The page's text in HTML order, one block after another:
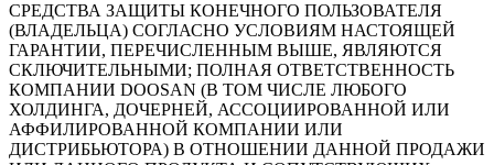
СРЕДСТВА ЗАЩИТЫ КОНЕЧНОГО ПОЛЬЗОВАТЕЛЯ
(ВЛАДЕЛЬЦА) СОГЛАСНО УСЛОВИЯМ НАСТОЯЩЕЙ
ГАРАНТИИ, ПЕРЕЧИСЛЕННЫМ ВЫШЕ, ЯВЛЯЮТСЯ
СКЛЮЧИТЕЛЬНЫМИ; ПОЛНАЯ ОТВЕТСТВЕННОСТЬ
КОМПАНИИ DOOSAN (В ТОМ ЧИСЛЕ ЛЮБОГО
ХОЛДИНГА, ДОЧЕРНЕЙ, АССОЦИИРОВАННОЙ ИЛИ
АФФИЛИРОВАННОЙ КОМПАНИИ ИЛИ
ДИСТРИБЬЮТОРА) В ОТНОШЕНИИ ДАННОЙ ПРОДАЖИ